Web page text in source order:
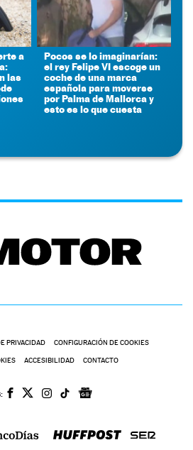
a
las
Pocos se lo imaginarían:
el rey Felipe VI escoge un
coche de una marca
española para moverse
por Palma de Mallorca y
esto es lo que cuesta
PRIVACIDAD CONFIGURACIÓN DE COOKIES
ACCESIBILIDAD CONTACTO